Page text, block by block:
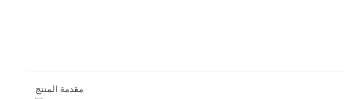
مقدمة المنتج